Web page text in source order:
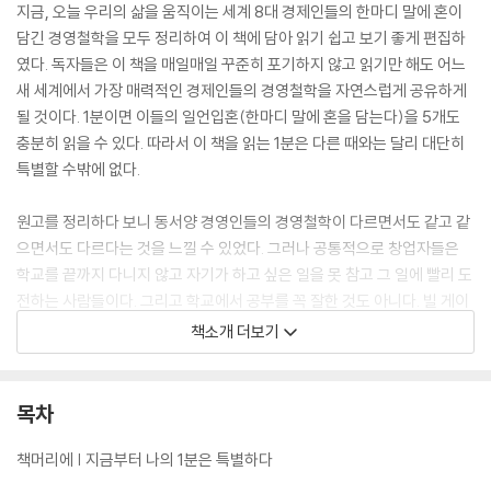
지금, 오늘 우리의 삶을 움직이는 세계 8대 경제인들의 한마디 말에 혼이
담긴 경영철학을 모두 정리하여 이 책에 담아 읽기 쉽고 보기 좋게 편집하
였다. 독자들은 이 책을 매일매일 꾸준히 포기하지 않고 읽기만 해도 어느
새 세계에서 가장 매력적인 경제인들의 경영철학을 자연스럽게 공유하게
될 것이다. 1분이면 이들의 일언입혼(한마디 말에 혼을 담는다)을 5개도
충분히 읽을 수 있다. 따라서 이 책을 읽는 1분은 다른 때와는 달리 대단히
특별할 수밖에 없다.
원고를 정리하다 보니 동서양 경영인들의 경영철학이 다르면서도 같고 같
으면서도 다르다는 것을 느낄 수 있었다. 그러나 공통적으로 창업자들은
학교를 끝까지 다니지 않고 자기가 하고 싶은 일을 못 참고 그 일에 빨리 도
전하는 사람들이다. 그리고 학교에서 공부를 꼭 잘한 것도 아니다. 빌 게이
츠는 이렇게 말하기도 했다. “난 시험에 F를 맞은 적이 몇 번 있다. 내 친구
는 모든 시험을 통과했다. 그는 지금 마이크로소프트에서 엔지니어로 일하
지식이 필요할 때는 도서관에서 살다시피 하기도 했다.
하고 스티브 잡스처럼 명상을 통해 자기 것으로 만들었다. 그리고 중요한
책소개 더보기
목차
책머리에 | 지금부터 나의 1분은 특별하다